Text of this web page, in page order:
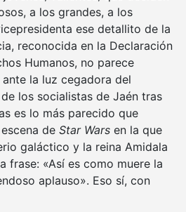
a los grandes, a los
ese detallito de la
reconocida en la Declaración
Humanos, no parece
la luz cegadora del
los socialistas de Jaén tras
es lo más parecido que
de Star Wars en la que
galáctico y la reina Amidala
frase: «Así es como muere la
aplauso». Eso sí, con